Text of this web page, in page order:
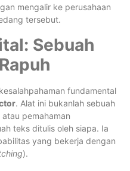
mengalir ke perusahaan
tersebut.
Sebuah
fundamental
. Alat ini bukanlah sebuah
pemahaman
teks ditulis oleh siapa. Ia
yang bekerja dengan
).